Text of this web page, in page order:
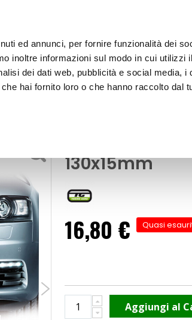
ed annunci, per fornire funzionalità dei
inoltre informazioni sul modo in cui utilizzi
dei dati web, pubblicità e social media, i
hai fornito loro o che hanno raccolto dal
130x15mm
16,80 € Quasi
Aggiungi al